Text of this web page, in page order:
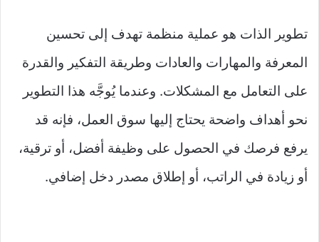
تطوير الذات هو عملية منظمة تهدف إلى تحسين
المعرفة والمهارات والعادات وطريقة التفكير والقدرة
على التعامل مع المشكلات. وعندما يُوجَّه هذا التطوير
نحو أهداف واضحة يحتاج إليها سوق العمل، فإنه قد
يرفع فرصك في الحصول على وظيفة أفضل، أو ترقية،
أو زيادة في الراتب، أو إطلاق مصدر دخل إضافي.